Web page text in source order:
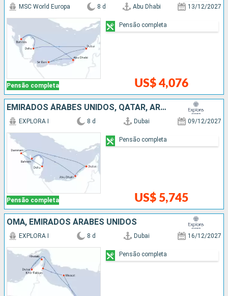
Pensão completa
MSC World Europa 8 d Abu Dhabi 13/12/2027
US$ 4,076
Pensão completa
EMIRADOS ÁRABES UNIDOS, QATAR, ARABIA SAUDITA
Pensão completa
EXPLORA I 8 d Dubai 09/12/2027
US$ 5,745
Pensão completa
OMÃ, EMIRADOS ÁRABES UNIDOS
EXPLORA I 8 d Dubai 16/12/2027
Pensão completa